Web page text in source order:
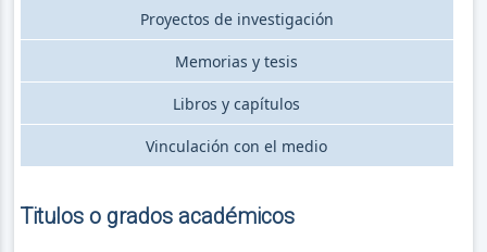
Proyectos de investigación
Memorias y tesis
Libros y capítulos
Vinculación con el medio
Titulos o grados académicos